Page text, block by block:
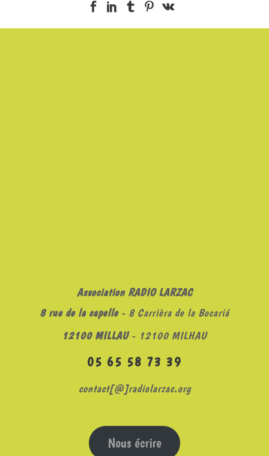
Association RADIO LARZAC
8 rue de la capelle- 8 Carrièra de la Bocariá
12100 MILLAU- 12100 MILHAU
05 65 58 73 39
contact[@]radiolarzac.org
Nous écrire